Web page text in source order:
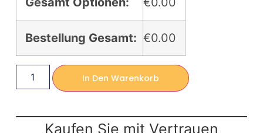
Bestellung Gesamt: €0.00
In Den Warenkorb
Kaufen Sie mit Vertrauen